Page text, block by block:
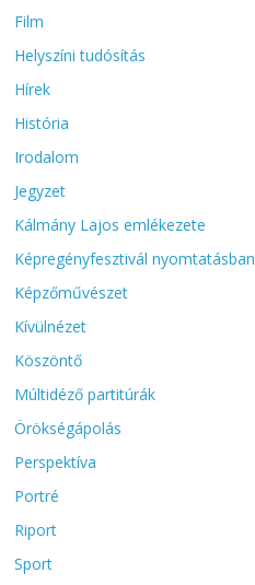
Film
Helyszíni tudósítás
Hírek
História
Irodalom
Jegyzet
Kálmány Lajos emlékezete
Képregényfesztivál nyomtatásban
Képzőművészet
Kívülnézet
Köszöntő
Múltidéző partitúrák
Örökségápolás
Perspektíva
Portré
Riport
Sport